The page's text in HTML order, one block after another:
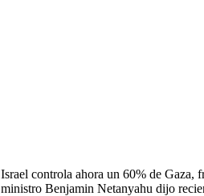
Israel controla ahora un 60% de Gaza,
ministro Benjamin Netanyahu dijo